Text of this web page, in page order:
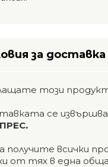
за доставка
този
се извършва
.
получите всички
от тях в една